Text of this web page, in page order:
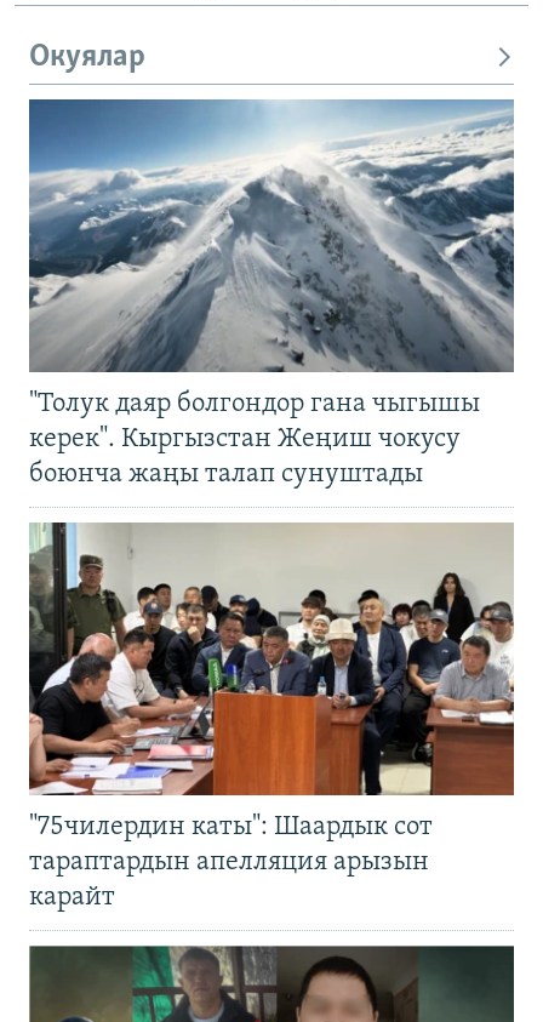
Окуялар
"Толук даяр болгондор гана чыгышы
керек". Кыргызстан Жеңиш чокусу
боюнча жаңы талап сунуштады
"75чилердин каты": Шаардык сот
тараптардын апелляция арызын
карайт